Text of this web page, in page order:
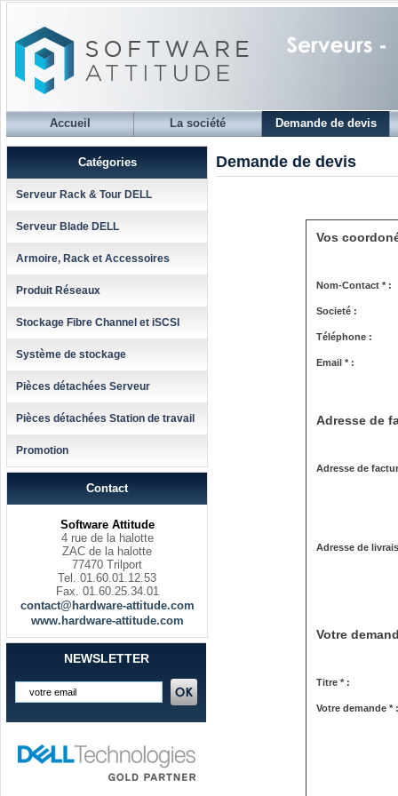
Accueil La société Demande de devis
Catégories
Serveur Rack & Tour DELL
Serveur Blade DELL
Armoire, Rack et Accessoires
Produit Réseaux
Stockage Fibre Channel et iSCSI
Système de stockage
Pièces détachées Serveur
Pièces détachées Station de travail
Promotion
Contact
Software Attitude
4 rue de la halotte
ZAC de la halotte
77470 Trilport
Tel. 01.60.01.12.53
Fax. 01.60.25.34.01
contact@hardware-attitude.com
www.hardware-attitude.com
NEWSLETTER
Demande de devis
Vos
Nom-Contact * :
Societé :
Téléphone :
Email * :
Adresse de
Adresse de
Adresse de
Votre
Titre * :
Votre demande * :